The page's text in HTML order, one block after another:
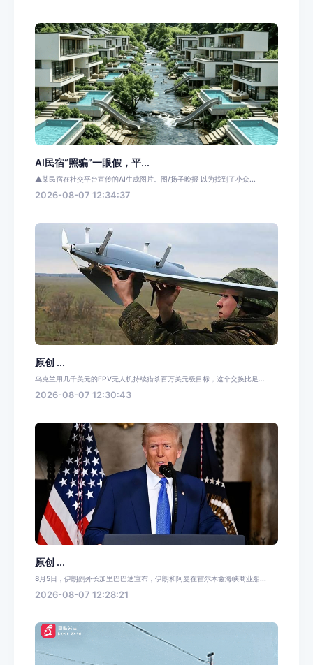
AI民宿“照骗”一眼假，平...
▲某民宿在社交平台宣传的AI生成图片。图/扬子晚报 以为找到了小众...
2026-08-07 12:34:37
原创 ...
乌克兰用几千美元的FPV无人机持续猎杀百万美元级目标，这个交换比足...
2026-08-07 12:30:43
原创 ...
8月5日，伊朗副外长加里巴巴迪宣布，伊朗和阿曼在霍尔木兹海峡商业船...
2026-08-07 12:28:21